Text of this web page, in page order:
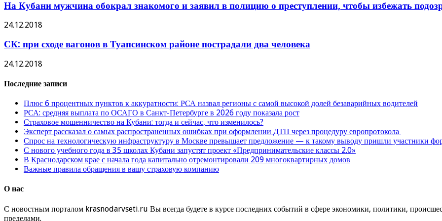
На Кубани мужчина обокрал знакомого и заявил в полицию о преступлении, чтобы избежать
24.12.2018
СК: при сходе вагонов в Туапсинском районе пострадали два человека
24.12.2018
Последние записи
Плюс 6 процентных пунктов к аккуратности: РСА назвал регионы с самой высокой долей безаварийных водителей
РСА: средняя выплата по ОСАГО в Санкт-Петербурге в 2026 году показала рост
Страховое мошенничество на Кубани: тогда и сейчас, что изменилось?
Эксперт рассказал о самых распространенных ошибках при оформлении ДТП через процедуру европротокола
Спрос на технологическую инфраструктуру в Москве превышает предложение — к такому выводу пришли участники
С нового учебного года в 35 школах Кубани запустят проект «Предпринимательские классы 2.0»
В Краснодарском крае с начала года капитально отремонтировали 209 многоквартирных домов
Важные правила обращения в вашу страховую компанию
О нас
С новостным порталом krasnodarvseti.ru Вы всегда будете в курсе последних событий в сфере экономики, политики,
пределами.